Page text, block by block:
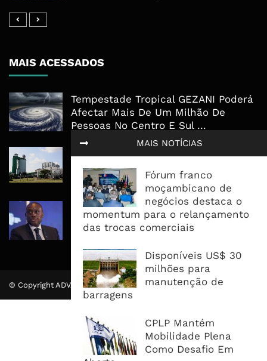
MAIS NOTÍCIAS
Fórum franco
moçambicano de
negócios destaca o
momentum para o relançamento
das trocas comerciais
Disponíveis US$ 30
milhões para
manutenção de
barragens
CPLP Mantém
Mobilidade Plena
Como Desafio Em
MAIS ACESSADOS
Tempestade Tropical GEZANI Poderá
Afectar Mais De Um Milhão De
Pessoas No Centro E Sul ...
Governo admite nova operadora
para a Mozal após suspensão das
operações
CEO do Standard Bank pede ao
Governo que “saia do caminho” e
facilite os negócios
© Copyright ADVALUE. Todos Direitos Reservados.